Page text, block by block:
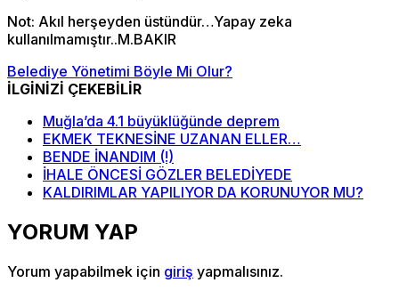
Not: Akıl herşeyden üstündür…Yapay zeka
kullanılmamıştır..M.BAKIR
Belediye Yönetimi Böyle Mi Olur?
İLGİNİZİ ÇEKEBİLİR
Muğla’da 4.1 büyüklüğünde deprem
EKMEK TEKNESİNE UZANAN ELLER…
BENDE İNANDIM (!)
İHALE ÖNCESİ GÖZLER BELEDİYEDE
KALDIRIMLAR YAPILIYOR DA KORUNUYOR MU?
YORUM YAP
Yorum yapabilmek için giriş yapmalısınız.